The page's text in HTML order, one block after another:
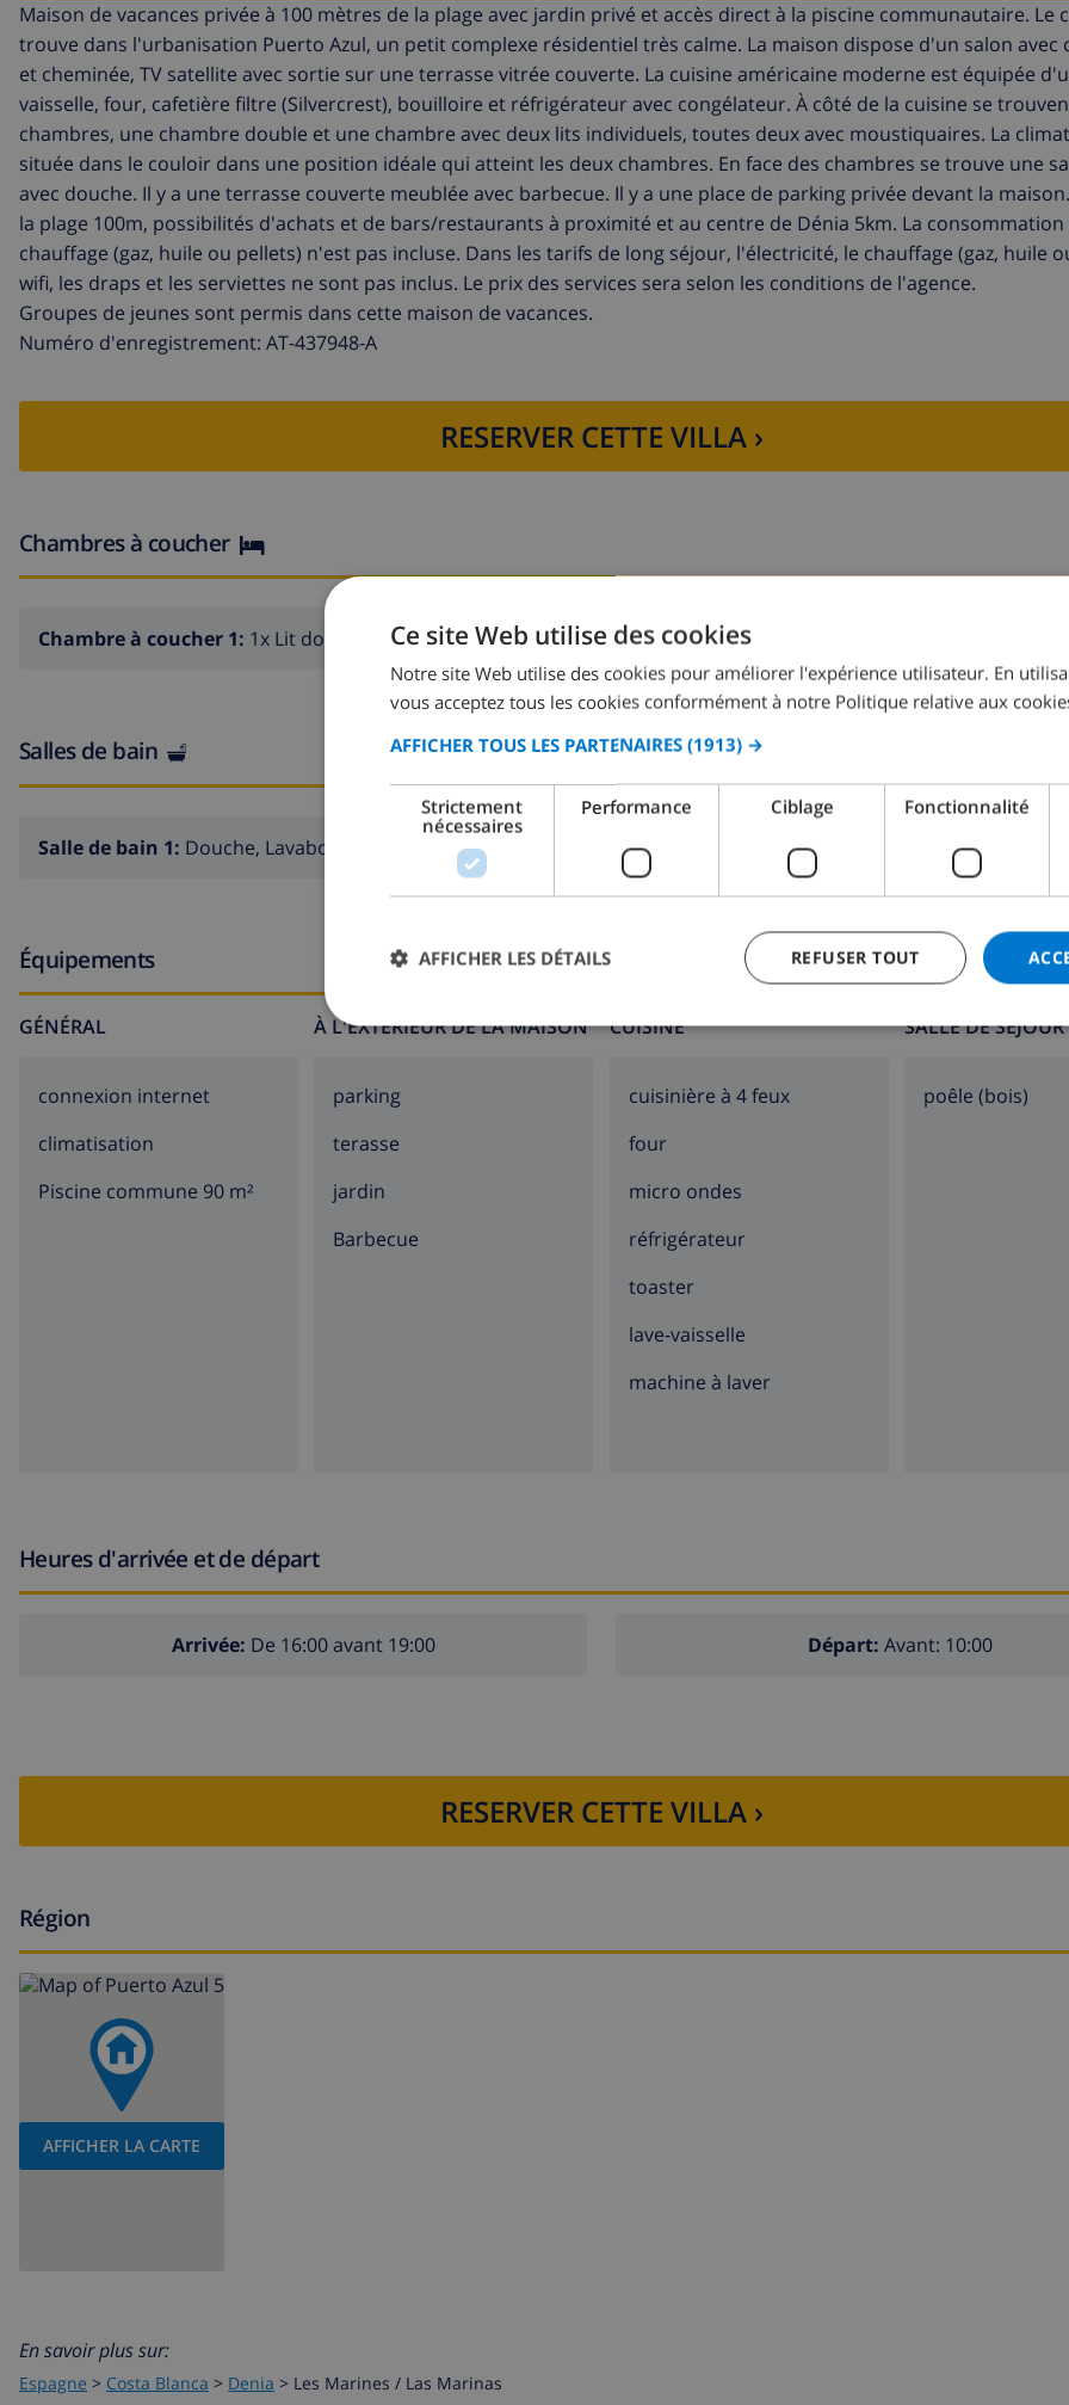
Maison de vacances privée à 100 mètres de la plage avec jardin privé et accès direct à la piscine communautaire. Le
trouve dans l'urbanisation Puerto Azul, un petit complexe résidentiel très calme. La maison dispose d'un salon avec
et cheminée, TV satellite avec sortie sur une terrasse vitrée couverte. La cuisine américaine moderne est équipée
vaisselle, four, cafetière filtre (Silvercrest), bouilloire et réfrigérateur avec congélateur. À côté de la cuisine se
chambres, une chambre double et une chambre avec deux lits individuels, toutes deux avec moustiquaires. La
située dans le couloir dans une position idéale qui atteint les deux chambres. En face des chambres se trouve une
avec douche. Il y a une terrasse couverte meublée avec barbecue. Il y a une place de parking privée devant la
la plage 100m, possibilités d'achats et de bars/restaurants à proximité et au centre de Dénia 5km. La consommation
chauffage (gaz, huile ou pellets) n'est pas incluse. Dans les tarifs de long séjour, l'électricité, le chauffage (gaz, huile
wifi, les draps et les serviettes ne sont pas inclus. Le prix des services sera selon les conditions de l'agence.
Groupes de jeunes sont permis dans cette maison de vacances.
Numéro d'enregistrement: AT-437948-A
RESERVER CETTE VILLA ›
Chambres à coucher
Chambre à coucher 1: 1x Lit double Chambre à coucher 2:
Salles de bain
Salle de bain 1: Douche, Lavabo, Toilette
Équipements
GÉNÉRAL
connexion internet
climatisation
Piscine commune 90 m²
À L'EXTÉRIEUR DE LA MAISON
parking
terasse
jardin
barbecue
CUISINE
cuisinière à 4 feux
four
micro ondes
réfrigérateur
toaster
lave-vaisselle
machine à laver
SALLE DE SÉJOUR
poêle (bois)
Heures d'arrivée et de départ
Arrivée: De 16:00 avant 19:00 Départ: Avant: 10:00
RESERVER CETTE VILLA ›
Région
AFFICHER LA CARTE
En savoir plus sur:
Espagne > Costa Blanca > Denia > Les Marines / Las Marinas
Ce site Web utilise des cookies
Notre site Web utilise des cookies pour améliorer l'expérience utilisateur. En
vous acceptez tous les cookies conformément à notre Politique relative aux
AFFICHER TOUS LES PARTENAIRES (1913) →
Strictement
nécessaires
Performance Ciblage Fonctionnalité
REFUSER TOUT
AFFICHER LES DÉTAILS